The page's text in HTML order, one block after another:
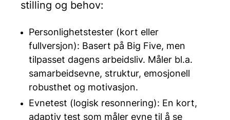
stilling og behov:
Personlighetstester (kort eller
fullversjon): Basert på Big Five, men
tilpasset dagens arbeidsliv. Måler bl.a.
samarbeidsevne, struktur, emosjonell
robusthet og motivasjon.
Evnetest (logisk resonnering): En kort,
adaptiv test som måler evne til å se